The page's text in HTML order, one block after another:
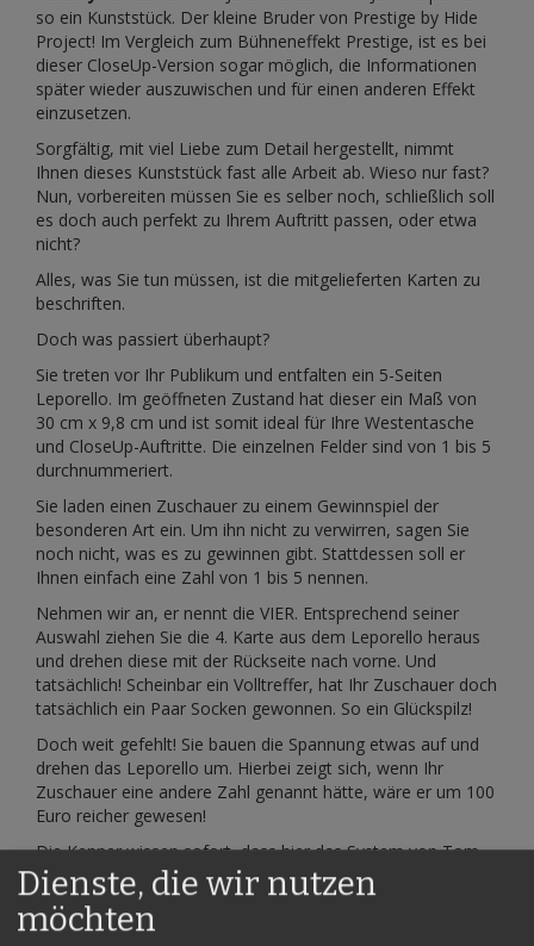
so ein Kunststück. Der kleine Bruder von Prestige by Hide
Project! Im Vergleich zum Bühneneffekt Prestige, ist es bei
dieser CloseUp-Version sogar möglich, die Informationen
später wieder auszuwischen und für einen anderen Effekt
einzusetzen.
Sorgfältig, mit viel Liebe zum Detail hergestellt, nimmt
Ihnen dieses Kunststück fast alle Arbeit ab. Wieso nur fast?
Nun, vorbereiten müssen Sie es selber noch, schließlich soll
es doch auch perfekt zu Ihrem Auftritt passen, oder etwa
nicht?
Alles, was Sie tun müssen, ist die mitgelieferten Karten zu
beschriften.
Doch was passiert überhaupt?
Sie treten vor Ihr Publikum und entfalten ein 5-Seiten
Leporello. Im geöffneten Zustand hat dieser ein Maß von
30 cm x 9,8 cm und ist somit ideal für Ihre Westentasche
und CloseUp-Auftritte. Die einzelnen Felder sind von 1 bis 5
durchnummeriert.
Sie laden einen Zuschauer zu einem Gewinnspiel der
besonderen Art ein. Um ihn nicht zu verwirren, sagen Sie
noch nicht, was es zu gewinnen gibt. Stattdessen soll er
Ihnen einfach eine Zahl von 1 bis 5 nennen.
Nehmen wir an, er nennt die VIER. Entsprechend seiner
Auswahl ziehen Sie die 4. Karte aus dem Leporello heraus
und drehen diese mit der Rückseite nach vorne. Und
tatsächlich! Scheinbar ein Volltreffer, hat Ihr Zuschauer doch
tatsächlich ein Paar Socken gewonnen. So ein Glückspilz!
Doch weit gefehlt! Sie bauen die Spannung etwas auf und
drehen das Leporello um. Hierbei zeigt sich, wenn Ihr
Zuschauer eine andere Zahl genannt hätte, wäre er um 100
Euro reicher gewesen!
Die Kenner wissen sofort, dass hier das System von Tom
Stone "Of Dice and Men" verwendet wurde. Jedoch hat
dieses System einige Vorteile gegenüber der Version von
Tom Stone:
Dienste, die wir nutzen
möchten